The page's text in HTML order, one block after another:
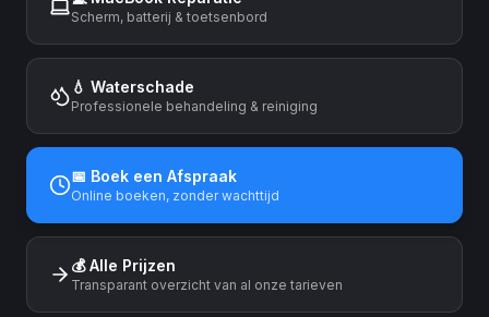
Scherm, batterij & toetsenbord
💧 Waterschade
Professionele behandeling & reiniging
📅 Boek een Afspraak
Online boeken, zonder wachttijd
💰 Alle Prijzen
Transparant overzicht van al onze tarieven